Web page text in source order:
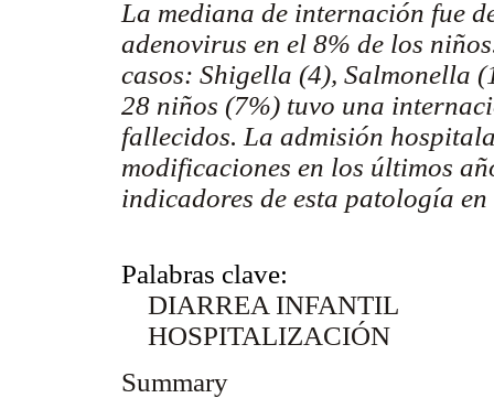
La mediana de internación fue
adenovirus en el 8% de los
casos: Shigella (4), Salmonella
28 niños (7%) tuvo una
fallecidos. La admisión
modificaciones en los últimos
indicadores de esta patología
Palabras clave:
DIARREA INFANTIL
HOSPITALIZACIÓN
Summary